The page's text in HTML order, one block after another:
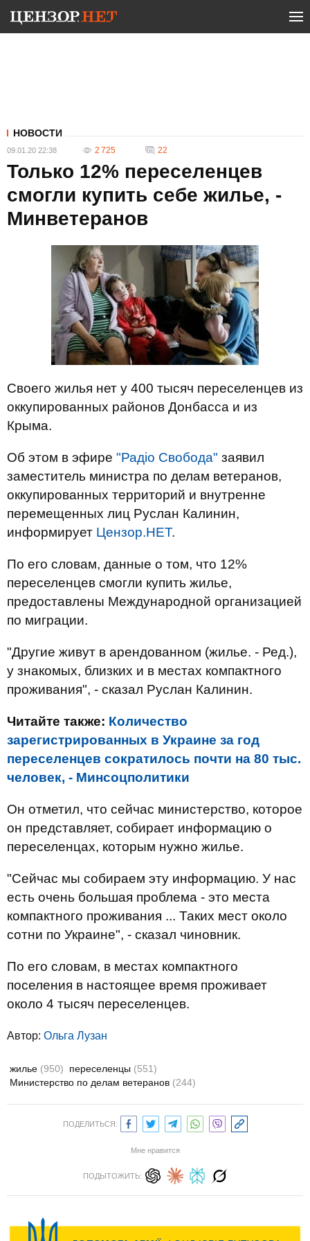
НОВОСТИ
09.01.20 22:38 2 725 22
Только 12% переселенцев
смогли купить себе жилье, -
Минветеранов
Своего жилья нет у 400 тысяч переселенцев из
оккупированных районов Донбасса и из
Крыма.
Об этом в эфире "Радіо Свобода" заявил
заместитель министра по делам ветеранов,
оккупированных территорий и внутренне
перемещенных лиц Руслан Калинин,
информирует Цензор.НЕТ.
По его словам, данные о том, что 12%
переселенцев смогли купить жилье,
предоставлены Международной организацией
по миграции.
"Другие живут в арендованном (жилье. - Ред.),
у знакомых, близких и в местах компактного
проживания", - сказал Руслан Калинин.
Читайте также: Количество
зарегистрированных в Украине за год
переселенцев сократилось почти на 80 тыс.
человек, - Минсоцполитики
Он отметил, что сейчас министерство, которое
он представляет, собирает информацию о
переселенцах, которым нужно жилье.
"Сейчас мы собираем эту информацию. У нас
есть очень большая проблема - это места
компактного проживания ... Таких мест около
сотни по Украине", - сказал чиновник.
По его словам, в местах компактного
поселения в настоящее время проживает
около 4 тысяч переселенцев.
Автор: Ольга Лузан
жилье (950) переселенцы (551)
Министерство по делам ветеранов (244)
ПОДЕЛИТЬСЯ:
Мне нравится
ПОДЫТОЖИТЬ: